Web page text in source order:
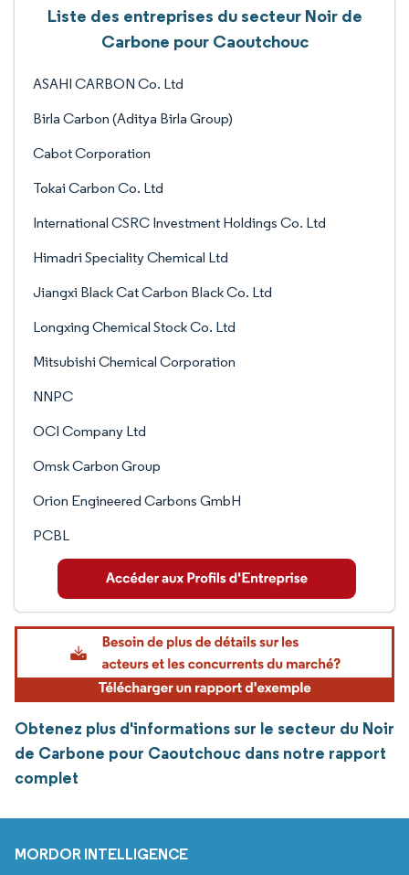
Liste des entreprises du secteur Noir de
Carbone pour Caoutchouc
ASAHI CARBON Co. Ltd
Birla Carbon (Aditya Birla Group)
Cabot Corporation
Tokai Carbon Co. Ltd
International CSRC Investment Holdings Co. Ltd
Himadri Speciality Chemical Ltd
Jiangxi Black Cat Carbon Black Co. Ltd
Longxing Chemical Stock Co. Ltd
Mitsubishi Chemical Corporation
NNPC
OCI Company Ltd
Omsk Carbon Group
Orion Engineered Carbons GmbH
PCBL
Obtenez plus d'informations sur le secteur du Noir
de Carbone pour Caoutchouc dans notre rapport
complet
MORDOR INTELLIGENCE